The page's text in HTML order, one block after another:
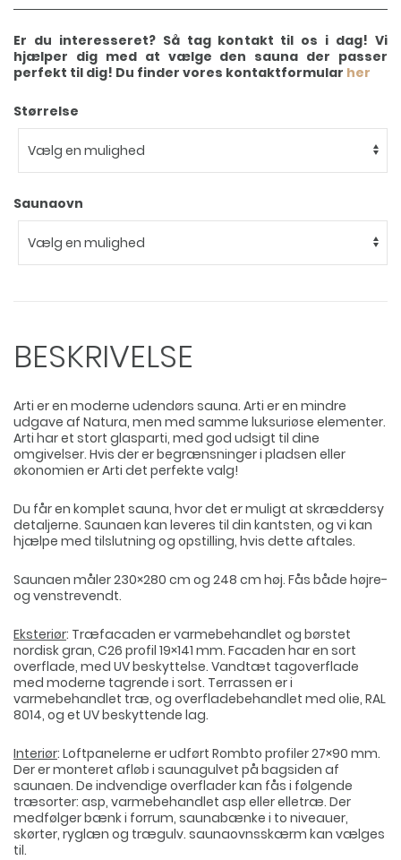
Er du interesseret? Så tag kontakt til os i dag! Vi
hjælper dig med at vælge den sauna der passer
perfekt til dig! Du finder vores kontaktformular her
Størrelse
Saunaovn
BESKRIVELSE
Arti er en moderne udendørs sauna. Arti er en mindre
udgave af Natura, men med samme luksuriøse elementer.
Arti har et stort glasparti, med god udsigt til dine
omgivelser. Hvis der er begrænsninger i pladsen eller
økonomien er Arti det perfekte valg!
Du får en komplet sauna, hvor det er muligt at skræddersy
detaljerne. Saunaen kan leveres til din kantsten, og vi kan
hjælpe med tilslutning og opstilling, hvis dette aftales.
Saunaen måler 230×280 cm og 248 cm høj. Fås både højre-
og venstrevendt.
Eksteriør: Træfacaden er varmebehandlet og børstet
nordisk gran, C26 profil 19×141 mm. Facaden har en sort
overflade, med UV beskyttelse. Vandtæt tagoverflade
med moderne tagrende i sort. Terrassen er i
varmebehandlet træ, og overfladebehandlet med olie, RAL
8014, og et UV beskyttende lag.
Interiør: Loftpanelerne er udført Rombto profiler 27×90 mm.
Der er monteret afløb i saunagulvet på bagsiden af
saunaen. De indvendige overflader kan fås i følgende
træsorter: asp, varmebehandlet asp eller elletræ. Der
medfølger bænk i forrum, saunabænke i to niveauer,
skørter, ryglæn og trægulv. saunaovnsskærm kan vælges
til.